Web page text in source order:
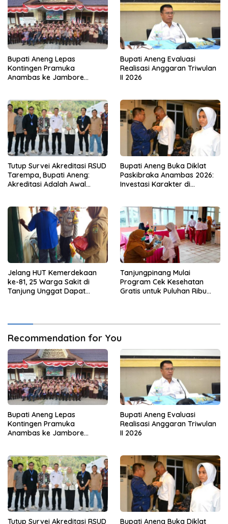
Bupati Aneng Lepas
Kontingen Pramuka
Anambas ke Jambore
Bupati Aneng Evaluasi
Realisasi Anggaran Triwulan
II 2026
Tutup Survei Akreditasi RSUD
Tarempa, Bupati Aneng:
Akreditasi Adalah Awal
Bupati Aneng Buka Diklat
Paskibraka Anambas 2026:
Investasi Karakter di
Jelang HUT Kemerdekaan
ke-81, 25 Warga Sakit di
Tanjung Unggat Dapat
Tanjungpinang Mulai
Program Cek Kesehatan
Gratis untuk Puluhan Ribu
Recommendation for You
Bupati Aneng Lepas
Kontingen Pramuka
Anambas ke Jambore
Bupati Aneng Evaluasi
Realisasi Anggaran Triwulan
II 2026
Tutup Survei Akreditasi RSUD
Bupati Aneng Buka Diklat